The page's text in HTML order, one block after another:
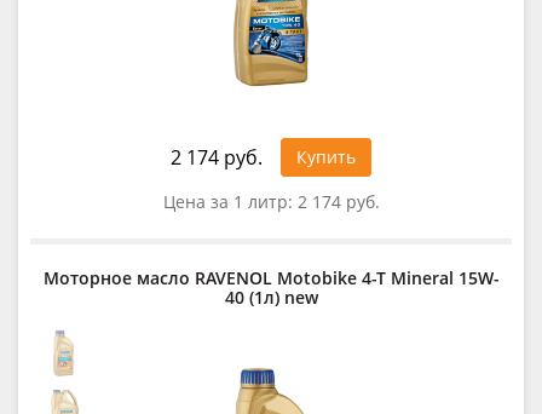
2 174 руб.
Купить
Цена за 1 литр: 2 174 руб.
Моторное масло RAVENOL Motobike 4-T Mineral 15W-
40 (1л) new